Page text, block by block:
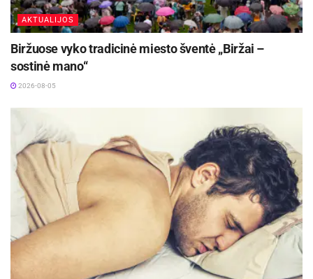
Sudalyvavome grupėse trijuose molio terapijos
užsiėmimų cikluose.
Sudalyvavome vienoje miško terapijos sesijoje.
Sudalyvavome dviejuose šokio judesio terapiniuose
užsiėmimuose.
Susirgus onkologine liga, kyla daugybė
išgyvenimų, minčių ir jausmų, kuriuos nėra
paprasta pasakyti žodžiais. Todėl šio projekto
dėka asociacijos nariai galėjo susikurti erdvę,
kurioje galėjo atsipalaiduoti, leisti sau jausti ir
dalintis. Projekto dėka sukūrėme daugiau nei
užsiėmimų ciklą – sukūrėme palaikančią, jautrią
AKTUALIJOS
Biržuose vyko tradicinė miesto šventė „Biržai –
sostinė mano“
2026-08-05